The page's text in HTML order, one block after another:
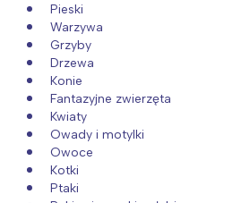
Pieski
Warzywa
Grzyby
Drzewa
Konie
Fantazyjne zwierzęta
Kwiaty
Owady i motylki
Owoce
Kotki
Ptaki